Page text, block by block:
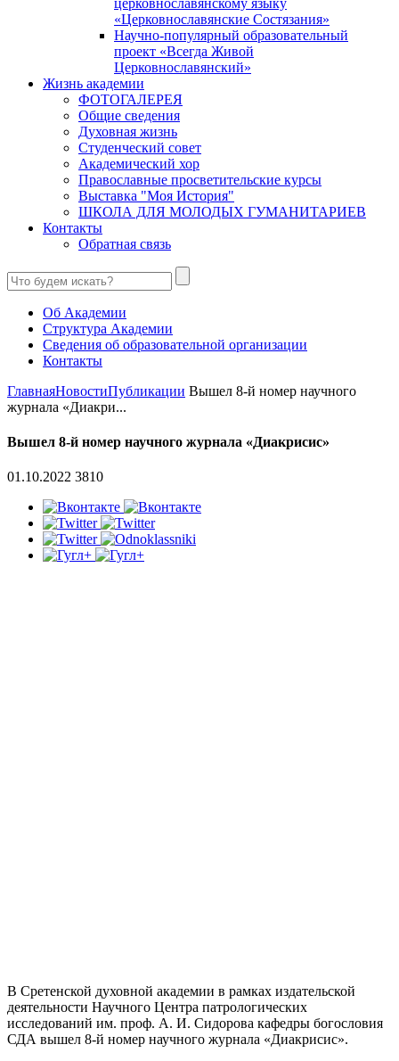
«Церковнославянские Состязания»
Научно-популярный образовательный
проект «Всегда Живой
Церковнославянский»
Жизнь академии
ФОТОГАЛЕРЕЯ
Общие сведения
Духовная жизнь
Студенческий совет
Академический хор
Православные просветительские курсы
Выставка "Моя История"
ШКОЛА ДЛЯ МОЛОДЫХ ГУМАНИТАРИЕВ
Контакты
Обратная связь
Об Академии
Структура Академии
Сведения об образовательной организации
Контакты
ГлавнаяНовостиПубликации Вышел 8-й номер научного
журнала «Диакри...
Вышел 8-й номер научного журнала «Диакрисис»
01.10.2022 3810
В Сретенской духовной академии в рамках издательской
деятельности Научного Центра патрологических
исследований им. проф. А. И. Сидорова кафедры богословия
СДА вышел 8-й номер научного журнала «Диакрисис».